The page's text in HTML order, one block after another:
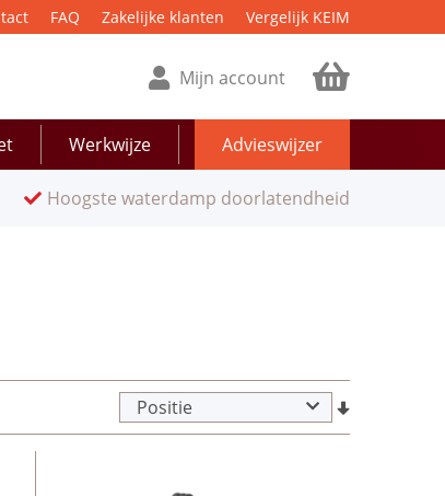
FAQ Zakelijke klanten Vergelijk KEIM
Mijn account
Werkwijze Advieswijzer
Hoogste waterdamp doorlatendheid